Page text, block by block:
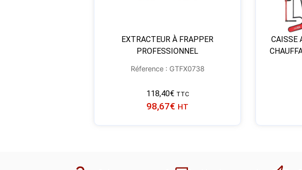
EXTRACTEUR À FRAPPER
PROFESSIONNEL
Réference : GTFX0738
118,40€ TTC
98,67€ HT
CAISSE